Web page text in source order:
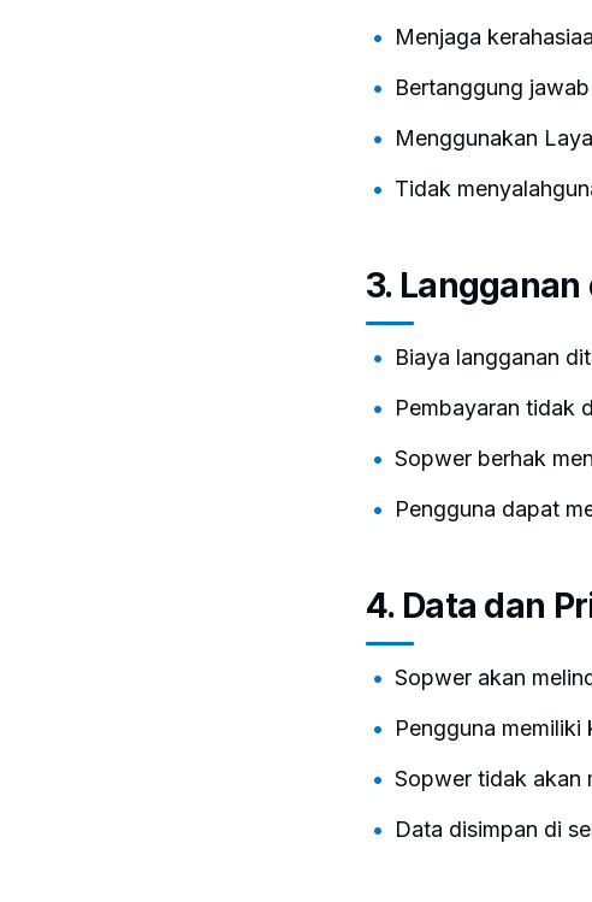
Menjaga
Bertanggung
Menggunakan
Tidak
3.
Biaya langganan
Pembayaran tidak
Sopwer berhak
Pengguna dapat
4. Data dan
Sopwer akan
Pengguna
Sopwer tidak akan
Data disimpan di